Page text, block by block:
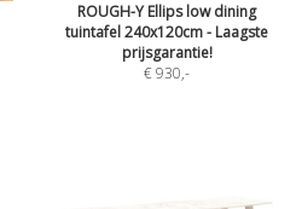
ROUGH-Y Ellips low dining
tuintafel 240x120cm - Laagste
prijsgarantie!
€ 930,-